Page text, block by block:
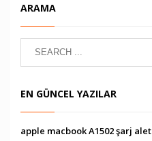
ARAMA
EN GÜNCEL YAZILAR
apple macbook A1502 şarj